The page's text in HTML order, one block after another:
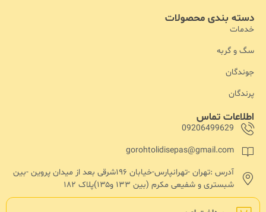
اطلاعات تماس
09206499629
gorohtolidisepas@gmail.com
آدرس :تهران -تهرانپارس-خیابان ۱۹۶شرقی بعد از میدان پروین -بین
شبستری و شفیعی مکرم (بین ۱۳۳ و۱۳۵)پلاک ۱۸۲
دسته بندی محصولات
خدمات
سگ و گربه
جوندگان
پرندگان